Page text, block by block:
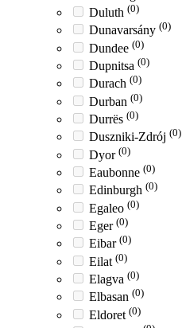
Duluth (0)
Dunavarsány (0)
Dundee (0)
Dupnitsa (0)
Durach (0)
Durban (0)
Durrës (0)
Duszniki-Zdrój (0)
Dyor (0)
Eaubonne (0)
Edinburgh (0)
Egaleo (0)
Eger (0)
Eibar (0)
Eilat (0)
Elagva (0)
Elbasan (0)
Eldoret (0)